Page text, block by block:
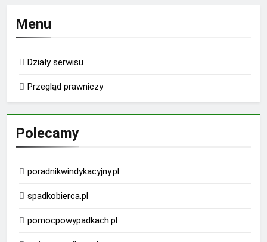
Menu
Działy serwisu
Przegląd prawniczy
Polecamy
poradnikwindykacyjny.pl
spadkobierca.pl
pomocpowypadkach.pl